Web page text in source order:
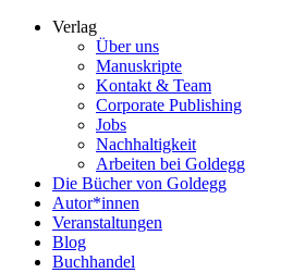
Verlag
Über uns
Manuskripte
Kontakt & Team
Corporate Publishing
Jobs
Nachhaltigkeit
Arbeiten bei Goldegg
Die Bücher von Goldegg
Autor*innen
Veranstaltungen
Blog
Buchhandel